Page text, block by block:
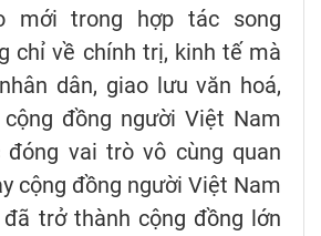
mới trong hợp tác song
chỉ về chính trị, kinh tế mà
dân, giao lưu văn hoá,
đồng người Việt Nam
đóng vai trò vô cùng quan
cộng đồng người Việt Nam
trở thành cộng đồng lớn